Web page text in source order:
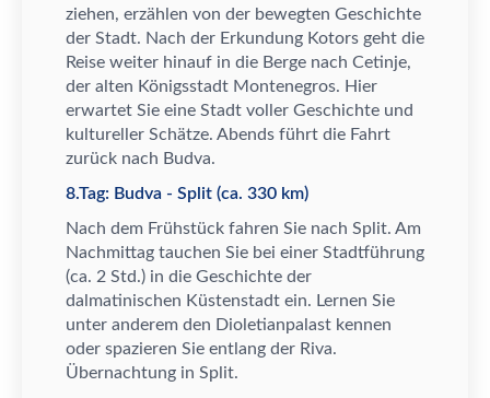
ziehen, erzählen von der bewegten Geschichte
der Stadt. Nach der Erkundung Kotors geht die
Reise weiter hinauf in die Berge nach Cetinje,
der alten Königsstadt Montenegros. Hier
erwartet Sie eine Stadt voller Geschichte und
kultureller Schätze. Abends führt die Fahrt
zurück nach Budva.
8.Tag: Budva - Split (ca. 330 km)
Nach dem Frühstück fahren Sie nach Split. Am
Nachmittag tauchen Sie bei einer Stadtführung
(ca. 2 Std.) in die Geschichte der
dalmatinischen Küstenstadt ein. Lernen Sie
unter anderem den Dioletianpalast kennen
oder spazieren Sie entlang der Riva.
Übernachtung in Split.